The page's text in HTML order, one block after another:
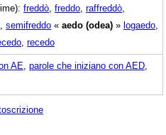
freddò freddo raffreddò
semifreddo « aedo (odea) » logaedo
recedo
AE parole che iniziano con AED